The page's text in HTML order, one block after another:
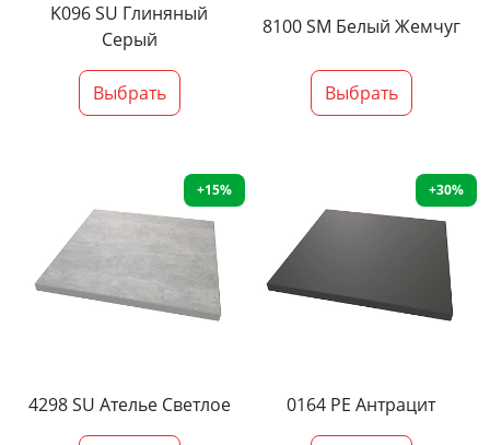
K096 SU Глиняный
Серый
Выбрать
8100 SM Белый Жемчуг
Выбрать
+15%
4298 SU Ателье Светлое
+30%
0164 PE Антрацит